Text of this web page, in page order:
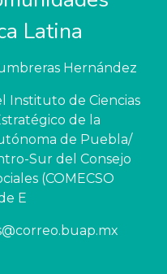
Latina
Hernández
Instituto de Ciencias
de la
de Puebla/
Sur del Consejo
(COMECSO
E